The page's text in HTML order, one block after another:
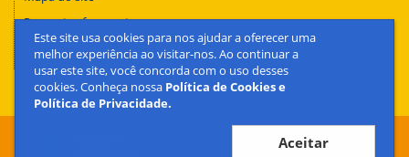
Este site usa cookies para nos ajudar a oferecer uma
melhor experiência ao visitar-nos. Ao continuar a
usar este site, você concorda com o uso desses
cookies. Conheça nossa Política de Cookies e
Política de Privacidade.
Aceitar
Perguntas frequentes
Fale conosco